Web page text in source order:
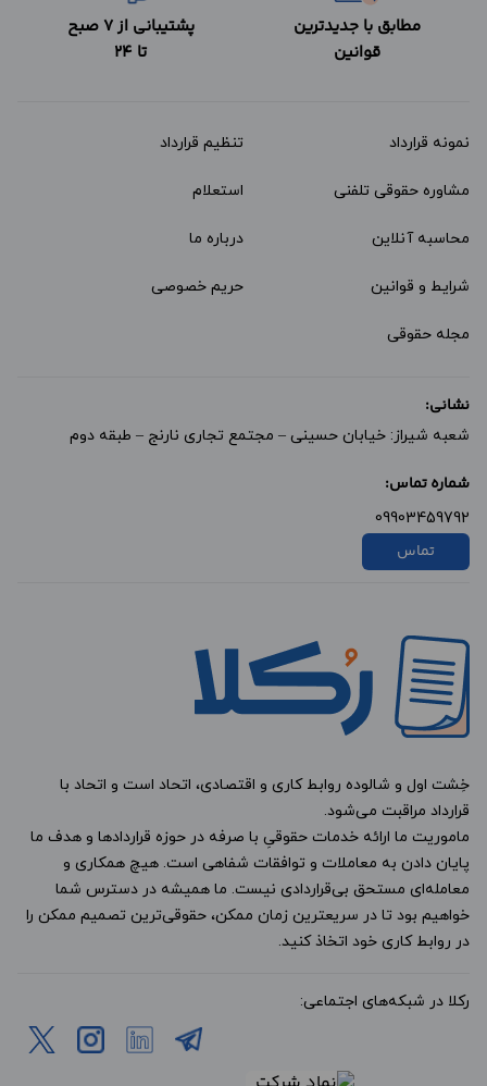
مطابق با جدیدترین
قوانین
پشتیبانی از 7 صبح
تا 24
نمونه قرارداد‌ تنظیم قرارداد
مشاوره حقوقی تلفنی استعلام
محاسبه آنلاین درباره ما
شرایط و قوانین حریم خصوصی
مجله حقوقی
نشانی:
شعبه شیراز: خیابان حسینی – مجتمع تجاری نارنج – طبقه دوم
شماره تماس:
09903459792
تماس
خِشت اول و شالوده روابط کاری و اقتصادی، اتحاد است و اتحاد با
قرارداد مراقبت می‌شود.
ماموریت ما ارائه خدمات حقوقیِ با صرفه در حوزه قراردادها و هدف ما
پایان دادن به معاملات و توافقات شفاهی است. هیچ همکاری و
معامله‌ای مستحق بی‌قراردادی نیست. ما همیشه در دسترس شما
خواهیم بود تا در سریعترین زمان ممکن، حقوقی‌ترین تصمیم ممکن را
در روابط کاری خود اتخاذ کنید.
رکلا در شبکه‌های اجتماعی: